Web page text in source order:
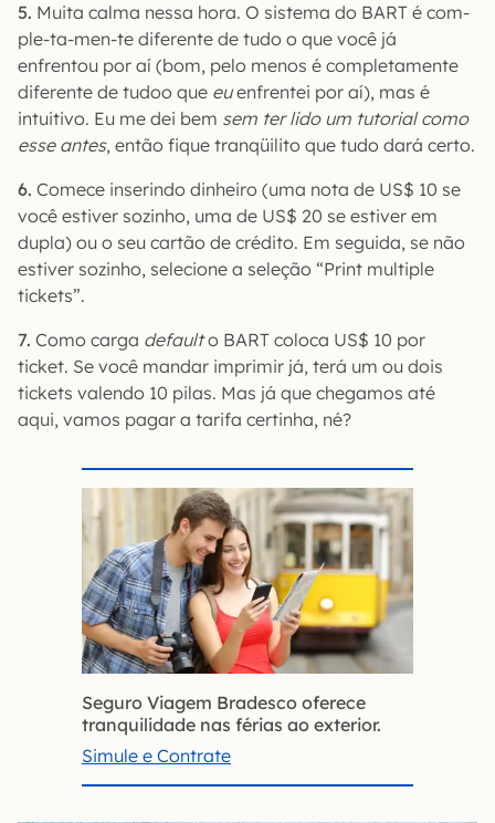
5. Muita calma nessa hora. O sistema do BART é com-
ple-ta-men-te diferente de tudo o que você já
enfrentou por aí (bom, pelo menos é completamente
diferente de tudoo que euenfrentei por aí), mas é
intuitivo. Eu me dei bem sem ter lido um tutorial como
esse antes, então fique tranqüilito que tudo dará certo.
6. Comece inserindo dinheiro (uma nota de US$ 10 se
você estiver sozinho, uma de US$ 20 se estiver em
dupla) ou o seu cartão de crédito. Em seguida, se não
estiver sozinho, selecione a seleção “Print multiple
tickets”.
7. Como carga defaulto BART coloca US$ 10 por
ticket. Se você mandar imprimir já, terá um ou dois
tickets valendo 10 pilas. Mas já que chegamos até
aqui, vamos pagar a tarifa certinha, né?
Seguro Viagem Bradesco oferece
tranquilidade nas férias ao exterior.
Simule e Contrate